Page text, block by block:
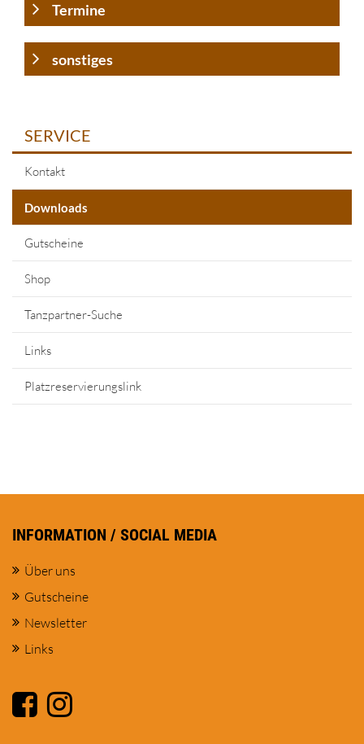
Termine
sonstiges
SERVICE
Kontakt
Downloads
Gutscheine
Shop
Tanzpartner-Suche
Links
Platzreservierungslink
INFORMATION / SOCIAL MEDIA
Über uns
Gutscheine
Newsletter
Links